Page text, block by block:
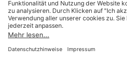
Navigate to home page